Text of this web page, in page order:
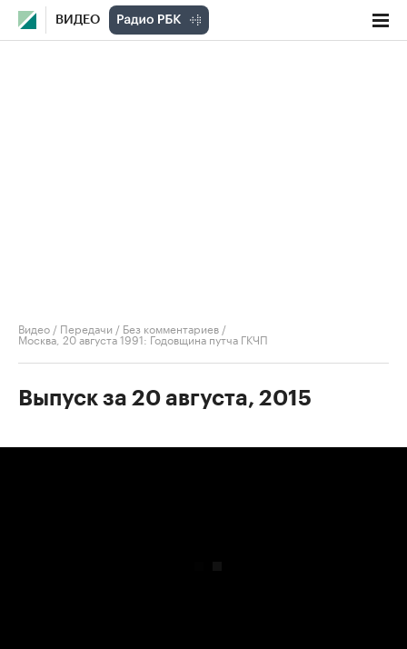
ВИДЕО
Видео / Передачи / Без комментариев /
Москва, 20 августа 1991: Годовщина путча ГКЧП
Выпуск за 20 августа, 2015